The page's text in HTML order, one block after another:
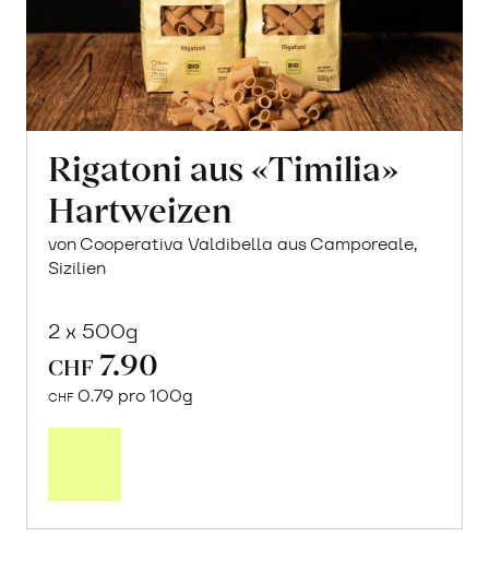
Rigatoni aus «Timilia»
Hartweizen
von Cooperativa Valdibella aus Camporeale,
Sizilien
2 x 500g
CHF 7.90
CHF 0.79 pro 100g